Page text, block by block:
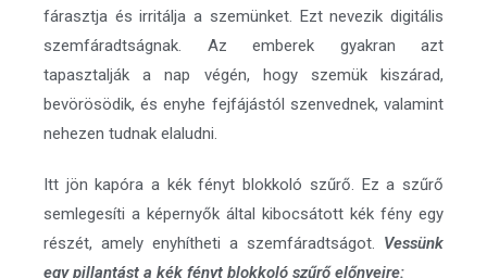
fárasztja és irritálja a szemünket. Ezt nevezik digitális
szemfáradtságnak. Az emberek gyakran azt
tapasztalják a nap végén, hogy szemük kiszárad,
bevörösödik, és enyhe fejfájástól szenvednek, valamint
nehezen tudnak elaludni.
Itt jön kapóra a kék fényt blokkoló szűrő. Ez a szűrő
semlegesíti a képernyők által kibocsátott kék fény egy
részét, amely enyhítheti a szemfáradtságot. Vessünk
egy pillantást a kék fényt blokkoló szűrő előnyeire: